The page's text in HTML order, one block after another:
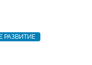
РАЗВИТИЕ